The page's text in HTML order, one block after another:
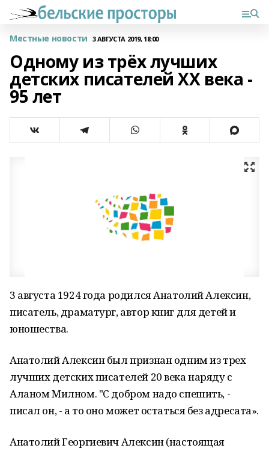
Местные новости 3 АВГУСТА 2019, 18:00
Одному из трёх лучших
детских писателей XX века -
95 лет
3 августа 1924 года родился Анатолий Алексин,
писатель, драматург, автор книг для детей и
юношества.
Анатолий Алексин был признан одним из трех
лучших детских писателей 20 века наряду с
Аланом Милном. "С добром надо спешить, -
писал он, - а то оно может остаться без адресата».
Анатолий Георгиевич Алексин (настоящая